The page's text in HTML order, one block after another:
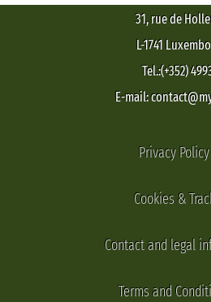
31, rue de
L-1741
Tel.:(+352)
E-mail:
Privacy Policy
Cookies &
Contact and legal
Terms and